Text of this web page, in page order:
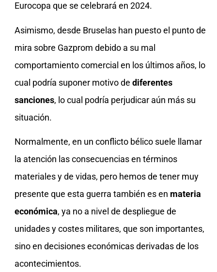
Eurocopa que se celebrará en 2024.
Asimismo, desde Bruselas han puesto el punto de
mira sobre Gazprom debido a su mal
comportamiento comercial en los últimos años, lo
cual podría suponer motivo de diferentes
sanciones, lo cual podría perjudicar aún más su
situación.
Normalmente, en un conflicto bélico suele llamar
la atención las consecuencias en términos
materiales y de vidas, pero hemos de tener muy
presente que esta guerra también es en materia
económica, ya no a nivel de despliegue de
unidades y costes militares, que son importantes,
sino en decisiones económicas derivadas de los
acontecimientos.